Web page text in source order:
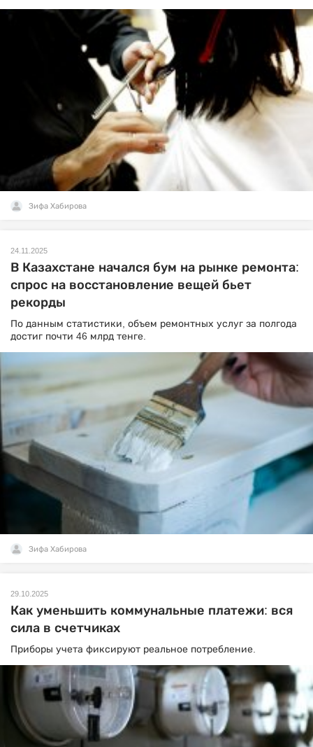
Зифа Хабирова
24.11.2025
В Казахстане начался бум на рынке ремонта:
спрос на восстановление вещей бьет
рекорды
По данным статистики, объем ремонтных услуг за полгода
достиг почти 46 млрд тенге.
Зифа Хабирова
29.10.2025
Как уменьшить коммунальные платежи: вся
сила в счетчиках
Приборы учета фиксируют реальное потребление.